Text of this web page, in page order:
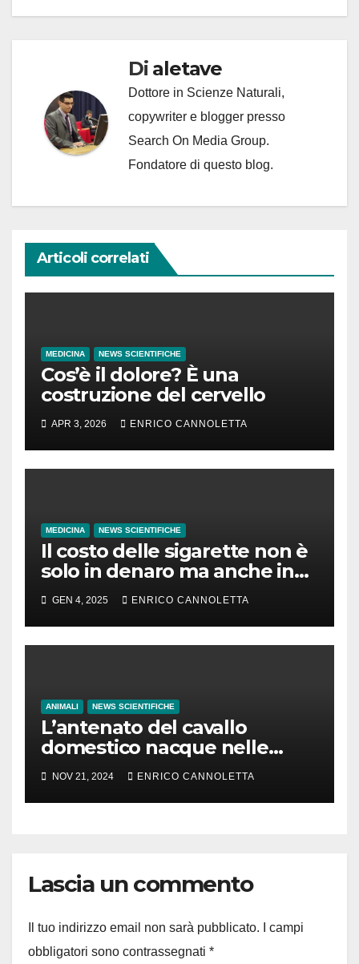
Di aletave
Dottore in Scienze Naturali,
copywriter e blogger presso
Search On Media Group.
Fondatore di questo blog.
Articoli correlati
MEDICINA NEWS SCIENTIFICHE
Cos’è il dolore? È una
costruzione del cervello
APR 3, 2026 ENRICO CANNOLETTA
MEDICINA NEWS SCIENTIFICHE
Il costo delle sigarette non è
solo in denaro ma anche in
tempo di vita
GEN 4, 2025 ENRICO CANNOLETTA
ANIMALI NEWS SCIENTIFICHE
L’antenato del cavallo
domestico nacque nelle
steppe del Mar Nero
NOV 21, 2024 ENRICO CANNOLETTA
Lascia un commento
Il tuo indirizzo email non sarà pubblicato.
I campi
obbligatori sono contrassegnati *